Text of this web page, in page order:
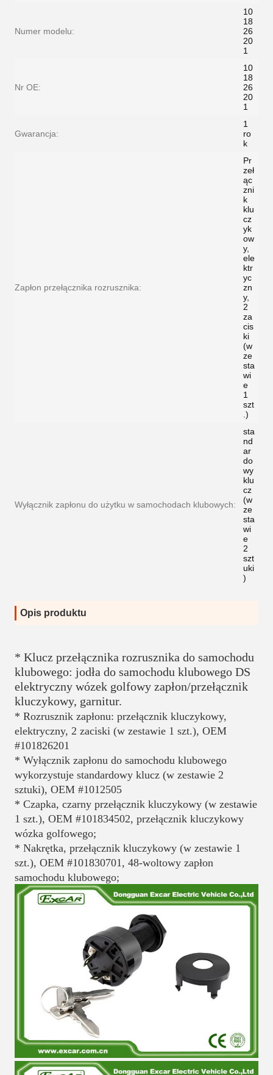
Numer modelu:
10
18
26
20
1
Nr OE:
10
18
26
20
1
Gwarancja:
1
ro
k
Zapłon przełącznika rozrusznika:
Pr
zeł
ąc
zni
k
klu
cz
yk
ow
y,
ele
ktr
yc
zn
y,
2
za
cis
ki
(w
ze
sta
wi
e
1
szt
.)
Wyłącznik zapłonu do użytku w samochodach klubowych:
sta
nd
ar
do
wy
klu
cz
(w
ze
sta
wi
e
2
szt
uki
)
Opis produktu
* Klucz przełącznika rozrusznika do samochodu
klubowego: jodła do samochodu klubowego DS
elektryczny wózek golfowy zapłon/przełącznik
kluczykowy, garnitur.
* Rozrusznik zapłonu: przełącznik kluczykowy,
elektryczny, 2 zaciski (w zestawie 1 szt.), OEM
#101826201
* Wyłącznik zapłonu do samochodu klubowego
wykorzystuje standardowy klucz (w zestawie 2
sztuki), OEM #1012505
* Czapka, czarny przełącznik kluczykowy (w zestawie
1 szt.), OEM #101834502, przełącznik kluczykowy
wózka golfowego;
* Nakrętka, przełącznik kluczykowy (w zestawie 1
szt.), OEM #101830701, 48-woltowy zapłon
samochodu klubowego;